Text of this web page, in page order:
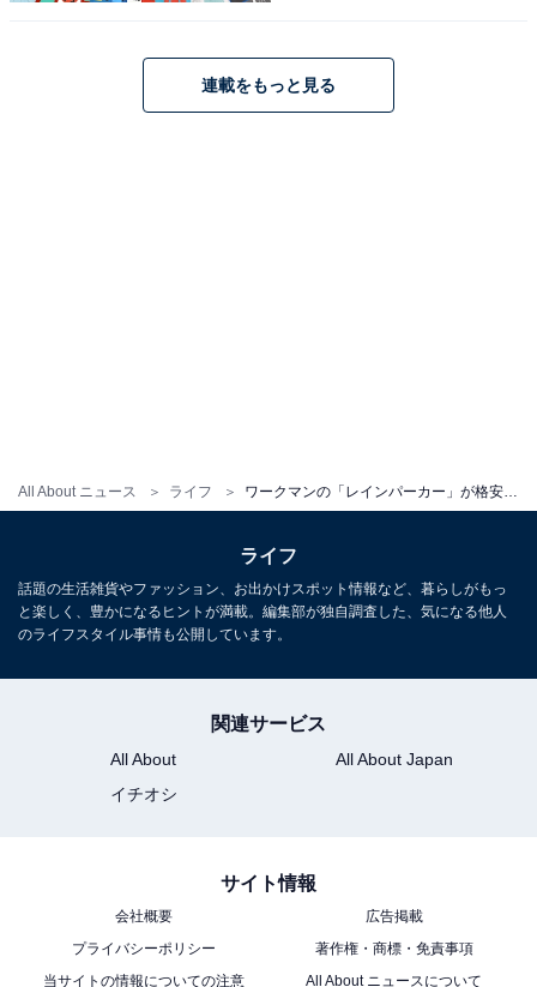
All About ニュース ライフ
ズ感です。筆者の14インチのパソコンも余裕で入りま
連載をもっと見る
ライフ
話題の生活雑貨やファッション、お出かけスポット情報など、暮らしがもっ
と楽しく、豊かになるヒントが満載。編集部が独自調査した、気になる他人
のライフスタイル事情も公開しています。
関連サービス
All About
All About Japan
イチオシ
サイト情報
会社概要
広告掲載
プライバシーポリシー
著作権・商標・免責事項
当サイトの情報についての注意
All About ニュースについて